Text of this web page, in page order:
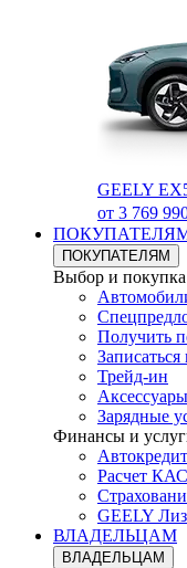
GEELY
от 3 769
ПОКУПАТЕЛЯМ
Выбор и покупка
Получить
Записаться
Трейд-ин
Аксессуары
Зарядные
Финансы и
Автокредит
Расчет
GEELY
ВЛАДЕЛЬЦАМ
ВЛАДЕЛЬЦАМ